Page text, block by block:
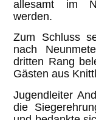
allesamt im
werden.
Zum Schluss
nach
dritten Rang
Gästen aus
Jugendleiter
die